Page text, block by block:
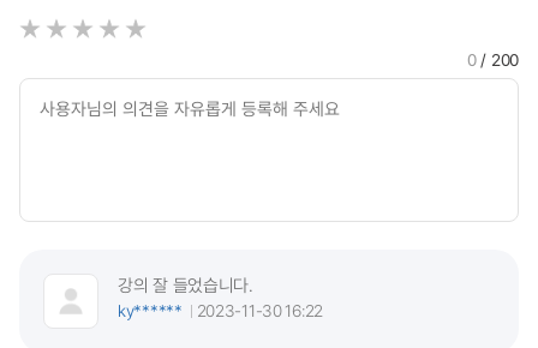
0/ 200
강의 잘 들었습니다.
ky******
2023-11-30 16:22